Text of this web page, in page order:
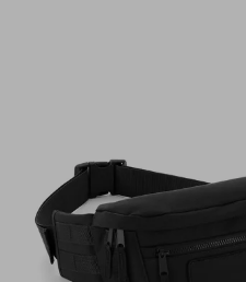
favoris